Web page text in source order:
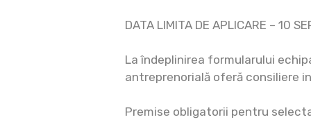
DATA LIMITA DE APLICARE – 10
La îndeplinirea formularului
antreprenorială oferă consiliere
Premise obligatorii pentru